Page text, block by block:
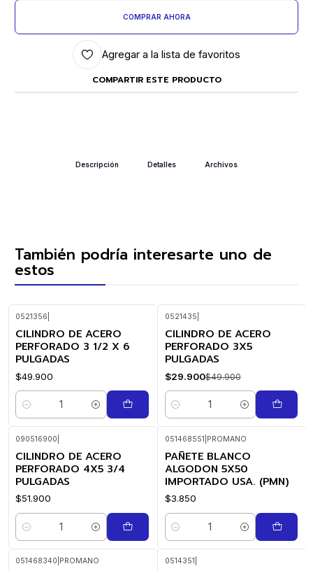
COMPRAR AHORA
Agregar a la lista de favoritos
COMPARTIR ESTE PRODUCTO
Descripción Detalles Archivos
También podría interesarte uno de
estos
0521356
CILINDRO DE ACERO
PERFORADO 3 1/2 X 6
PULGADAS
$49.900
Cantidad
-40%
OFF
0521435
CILINDRO DE ACERO
PERFORADO 3X5
PULGADAS
$29.900$49.900
Cantidad
090516900
CILINDRO DE ACERO
PERFORADO 4X5 3/4
PULGADAS
$51.900
Cantidad
051468551 PROMANO
PAÑETE BLANCO
ALGODON 5X50
IMPORTADO USA. (PMN)
$3.850
Cantidad
051468340 PROMANO 0514351